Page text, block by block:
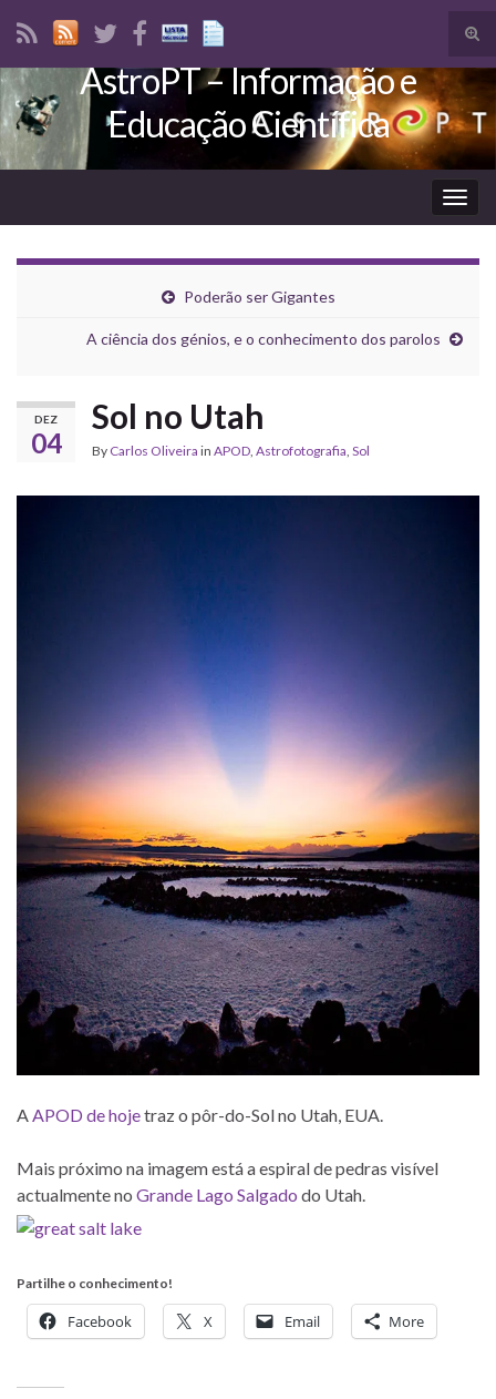
Search for:
AstroPT – Informação e
Educação Científica
Poderão ser Gigantes
A ciência dos génios, e o conhecimento dos parolos
DEZ
04
Sol no Utah
By Carlos Oliveira in APOD, Astrofotografia, Sol
AAPOD de hojetraz o pôr-do-Sol no Utah, EUA.
Mais próximo na imagem está a espiral de pedras visível
actualmente no Grande Lago Salgado do Utah.
Partilhe o conhecimento!
Facebook X Email More